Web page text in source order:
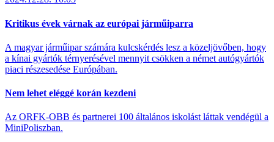
Kritikus évek várnak az európai járműiparra
A magyar járműipar számára kulcskérdés lesz a közeljövőben, hogy
a kínai gyártók térnyerésével mennyit csökken a német autógyártók
piaci részesedése Európában.
Nem lehet eléggé korán kezdeni
Az ORFK-OBB és partnerei 100 általános iskolást láttak vendégül a
MiniPoliszban.